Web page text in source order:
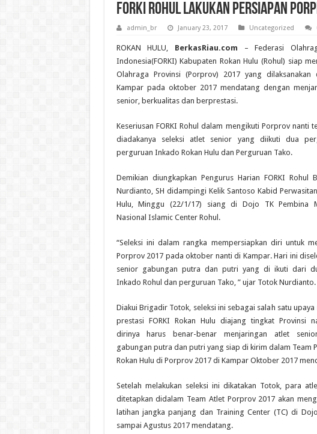
FORKI Rohul Lakukan Persiapan
admin_br January 23, 2017 Uncategorized
ROKAN HULU, BerkasRiau.com – Federasi
Indonesia(FORKI) Kabupaten Rokan Hulu (Rohul) siap
Olahraga Provinsi (Porprov) 2017 yang dilaksanakan
Kampar pada oktober 2017 mendatang dengan
senior, berkualitas dan berprestasi.
Keseriusan FORKI Rohul dalam mengikuti Porprov nanti
diadakanya seleksi atlet senior yang diikuti dua
perguruan Inkado Rokan Hulu dan Perguruan Tako.
Demikian diungkapkan Pengurus Harian FORKI Rohul
Nurdianto, SH didampingi Kelik Santoso Kabid
Hulu, Minggu (22/1/17) siang di Dojo TK Pembina
Nasional Islamic Center Rohul.
“Seleksi ini dalam rangka mempersiapkan diri untuk
Porprov 2017 pada oktober nanti di Kampar. Hari ini
senior gabungan putra dan putri yang di ikuti dari
Inkado Rohul dan perguruan Tako, ” ujar Totok Nurdianto.
Diakui Brigadir Totok, seleksi ini sebagai salah satu upaya
prestasi FORKI Rokan Hulu diajang tingkat Provinsi
dirinya harus benar-benar menjaringan atlet
gabungan putra dan putri yang siap di kirim dalam Team
Rokan Hulu di Porprov 2017 di Kampar Oktober 2017
Setelah melakukan seleksi ini dikatakan Totok, para
ditetapkan didalam Team Atlet Porprov 2017 akan
latihan jangka panjang dan Training Center (TC) di Dojo
sampai Agustus 2017 mendatang.